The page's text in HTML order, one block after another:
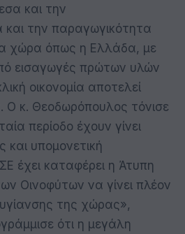
και την
και την παραγωγικότητα
χώρα όπως η Ελλάδα, με
εισαγωγές πρώτων υλών
οικονομία αποτελεί
Ο κ. Θεοδωρόπουλος τόνισε
περίοδο έχουν γίνει
υπομονετική
έχει καταφέρει η Άτυπη
Οινοφύτων να γίνει πλέον
της χώρας»,
ότι η μεγάλη